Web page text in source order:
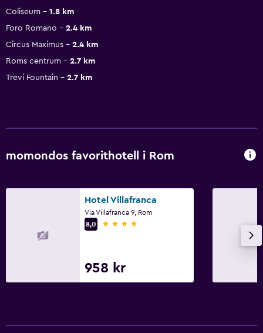
Coliseum
1.8 km
Foro Romano
2.4 km
Circus Maximus
2.4 km
Roms centrum
2.7 km
Trevi Fountain
2.7 km
momondos favorithotell i Rom
Hotel Villafranca
Via Villafranca 9, Rom
8,0
4 stjärnor
958 kr